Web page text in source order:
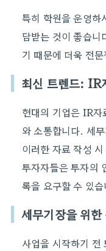
특히 학원을 운영하
담받는 것이 좋습니
기 때문에 더욱 전
최신 트렌드: IR
현대의 기업은 IR
와 소통합니다. 세
이러한 자료 작성
투자자들은 투자의
록을 요구할 수 있
세무기장을 위한
사업을 시작하기 전